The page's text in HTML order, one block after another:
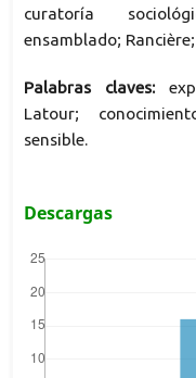
curatoría
ensamblado;
Palabras claves:
Latour;
sensible.
Descargas